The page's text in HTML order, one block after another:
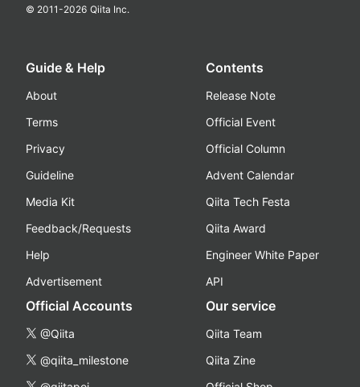
© 2011-2026 Qiita Inc.
Guide & Help
About
Terms
Privacy
Guideline
Media Kit
Feedback/Requests
Help
Advertisement
Contents
Release Note
Official Event
Official Column
Advent Calendar
Qiita Tech Festa
Qiita Award
Engineer White Paper
API
Official Accounts
@Qiita
@qiita_milestone
Our service
Qiita Team
Qiita Zine